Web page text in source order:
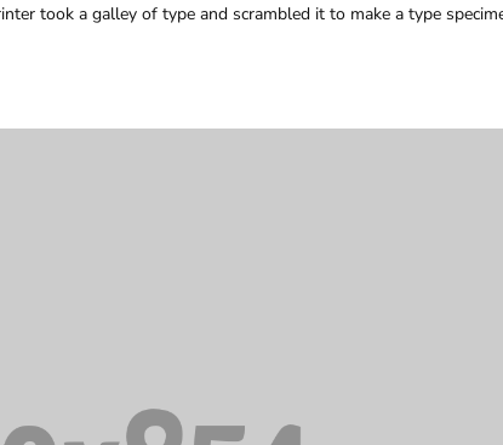
took a galley of type and scrambled it to make a type